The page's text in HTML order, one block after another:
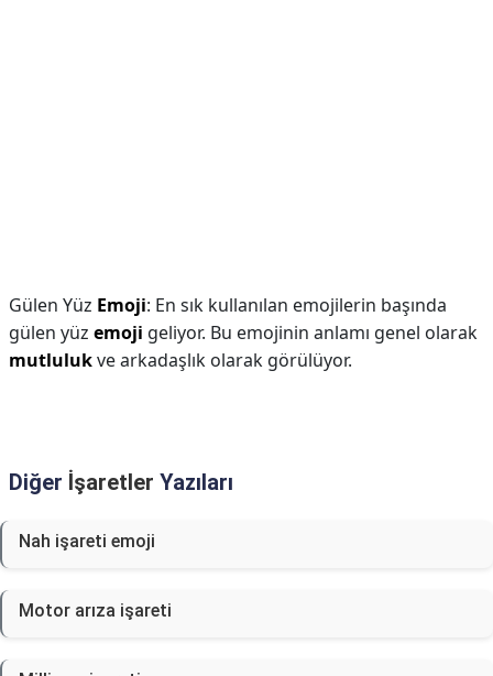
Gülen Yüz Emoji: En sık kullanılan emojilerin başında
gülen yüz emoji geliyor. Bu emojinin anlamı genel olarak
mutlulukve arkadaşlık olarak görülüyor.
Diğer İşaretler Yazıları
Nah işareti emoji
Motor arıza işareti